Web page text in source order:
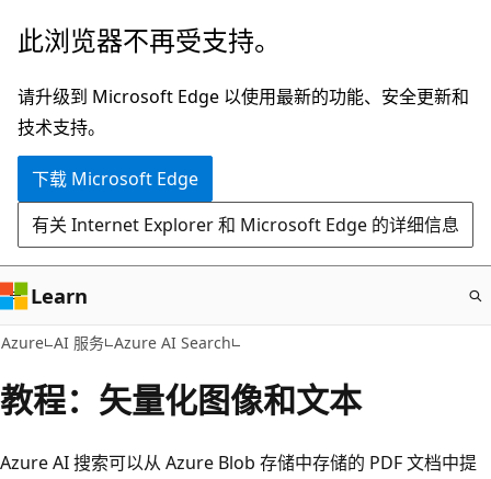
跳
主
要
内
此浏览器不再受支持。
请升级到 Microsoft Edge 以使用最新的功能、安全更新和
技术支持。
下载 Microsoft Edge
有关 Internet Explorer 和 Microsoft Edge 的详细信息
Learn
Azure AI 服务 Azure AI Search
教程：矢量化图像和文本
Azure AI 搜索可以从 Azure Blob 存储中存储的 PDF 文档中提